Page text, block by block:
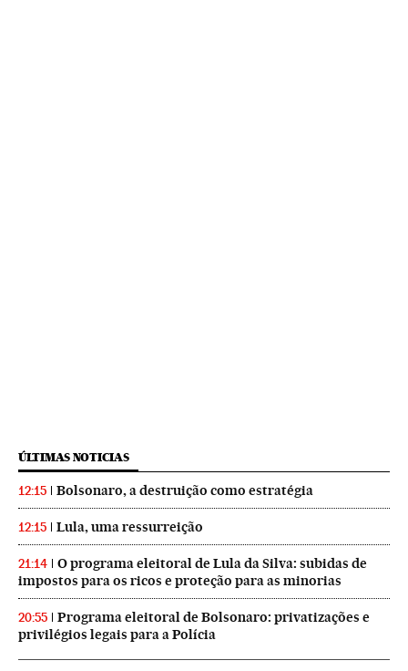
ÚLTIMAS NOTICIAS
12:15 Bolsonaro, a destruição como estratégia
12:15 Lula, uma ressurreição
21:14
O programa eleitoral de Lula da Silva: subidas de
impostos para os ricos e proteção para as minorias
20:55
Programa eleitoral de Bolsonaro: privatizações e
privilégios legais para a Polícia